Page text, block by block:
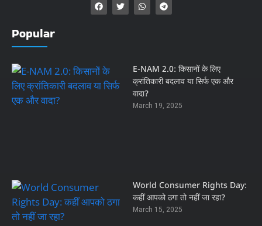
Popular
E-NAM 2.0: किसानों के लिए
क्रांतिकारी बदलाव या सिर्फ एक और
वादा?
March 19, 2025
World Consumer Rights Day:
कहीं आपको ठगा तो नहीं जा रहा?
March 15, 2025